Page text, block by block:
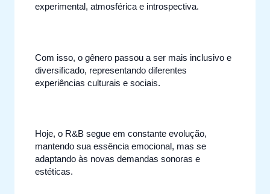
experimental, atmosférica e introspectiva.
Com isso, o gênero passou a ser mais inclusivo e
diversificado, representando diferentes
experiências culturais e sociais.
Hoje, o R&B segue em constante evolução,
mantendo sua essência emocional, mas se
adaptando às novas demandas sonoras e
estéticas.